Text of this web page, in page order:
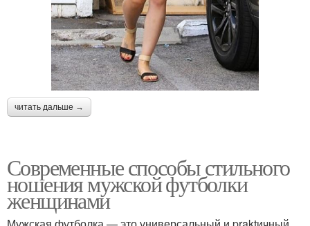
читать дальше →
Современные способы стильного
ношения мужской футболки
женщинами